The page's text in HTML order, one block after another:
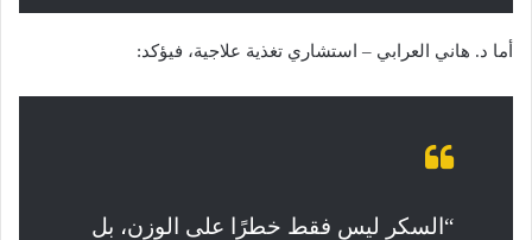
أما د. هاني العرابي – استشاري تغذية علاجية، فيؤكد:
“السكر ليس فقط خطرًا على الوزن، بل